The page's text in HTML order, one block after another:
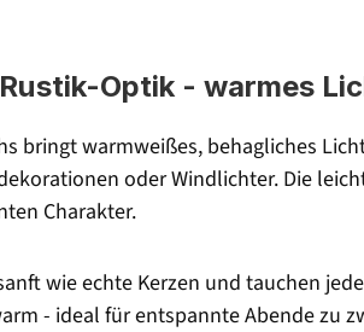
Optik - warmes
bringt warmweißes, behagliches
oder Windlichter. Die
Charakter.
wie echte Kerzen und tauchen
- ideal für entspannte Abende zu